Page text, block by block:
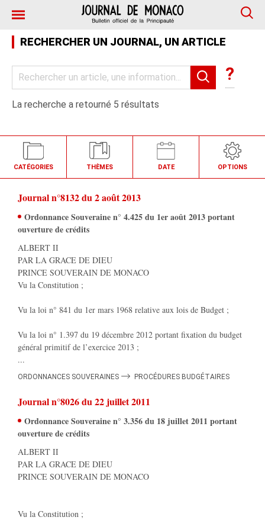
RECHERCHER UN JOURNAL, UN ARTICLE
?
La recherche a retourné 5 résultats
CATÉGORIES THÈMES DATE OPTIONS
Journal n°8132du 2 août 2013
Ordonnance Souveraine n° 4.425 du 1er août 2013 portant
ouverture de crédits
ALBERT II
PAR LA GRACE DE DIEU
PRINCE SOUVERAIN DE MONACO
Vu la Constitution ;
Vu la loi n° 841 du 1er mars 1968 relative aux lois de Budget ;
Vu la loi n° 1.397 du 19 décembre 2012 portant fixation du budget
général primitif de l’exercice 2013 ;
...
ORDONNANCES SOUVERAINES PROCÉDURES BUDGÉTAIRES
Journal n°8026du 22 juillet 2011
Ordonnance Souveraine n° 3.356 du 18 juillet 2011 portant
ouverture de crédits
ALBERT II
PAR LA GRACE DE DIEU
PRINCE SOUVERAIN DE MONACO
Vu la Constitution ;